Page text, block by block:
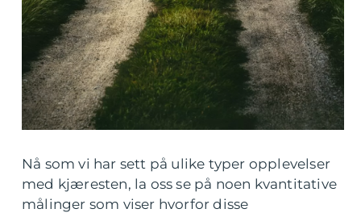
Nå som vi har sett på ulike typer opplevelser
med kjæresten, la oss se på noen kvantitative
målinger som viser hvorfor disse